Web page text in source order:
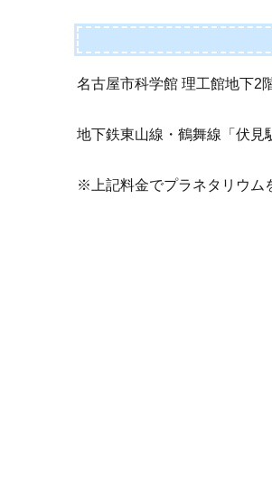
名古屋市科学館 理工館地下2
地下鉄東山線・鶴舞線「伏
※上記料金でプラネタリウム